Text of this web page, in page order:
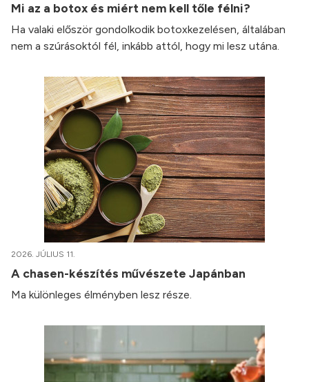
Mi az a botox és miért nem kell tőle félni?
Ha valaki először gondolkodik botoxkezelésen, általában
nem a szúrásoktól fél, inkább attól, hogy mi lesz utána.
2026. JÚLIUS 11.
A chasen-készítés művészete Japánban
Ma különleges élményben lesz része.